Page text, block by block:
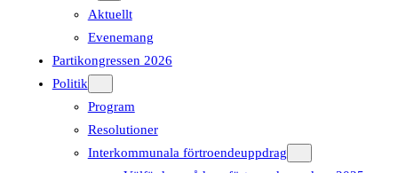
Aktuellt
Evenemang
Partikongressen 2026
Politik
Program
Resolutioner
Interkommunala förtroendeuppdrag